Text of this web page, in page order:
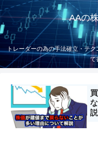
AAの
トレーダーの為の手法確立・テ
て
説